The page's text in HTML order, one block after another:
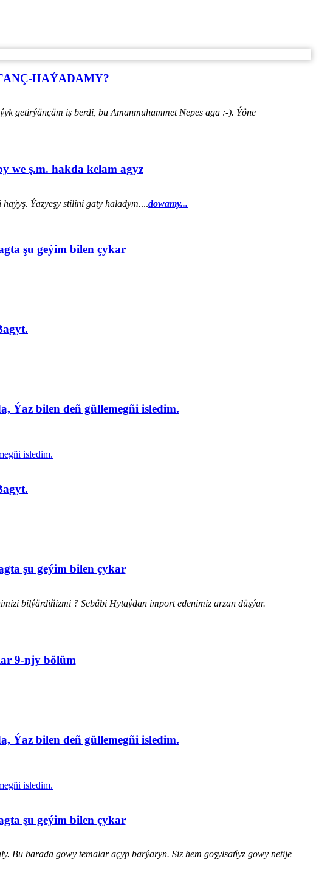
HАÝADАMY?
getirýänçäm iş berdi, bu Amanmuhammet Nepes aga :-). Ýöne
we ş.m. hakda kelam agyz
Ýazyeşy stilini gaty haladym....dowamy...
şu geýim bilen çykar
Ýaz bilen deñ güllemegñi isledim.
isledim.
şu geýim bilen çykar
bilýärdiňizmi ? Sebäbi Hytaýdan import edenimiz arzan düşýar.
9-njy bölüm
Ýaz bilen deñ güllemegñi isledim.
isledim.
şu geýim bilen çykar
Bu barada gowy temalar açyp barýaryn. Siz hem goşylsaňyz gowy netije